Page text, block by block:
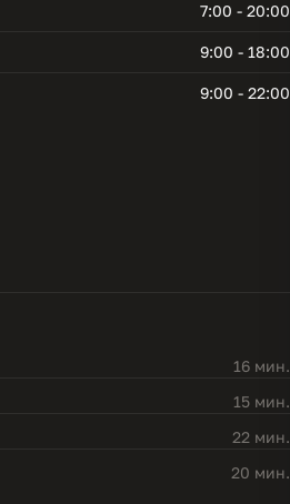
7:00 - 20:00
9:00 - 18:00
9:00 - 22:00
16 мин.
15 мин.
22 мин.
20 мин.